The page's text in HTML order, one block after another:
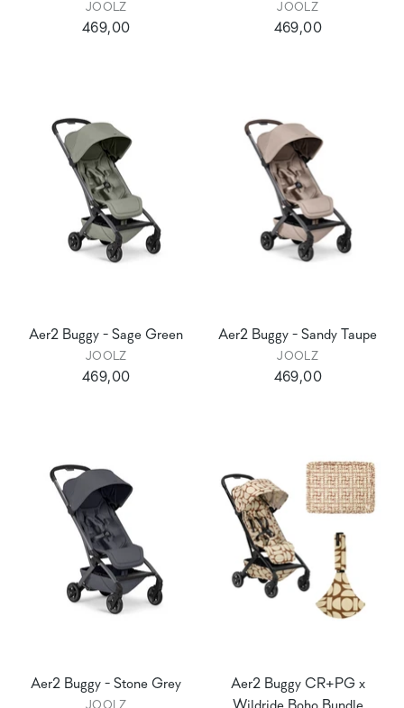
JOOLZ
469,00
JOOLZ
469,00
Aer2 Buggy - Sage Green
JOOLZ
469,00
Aer2 Buggy - Sandy Taupe
JOOLZ
469,00
Aer2 Buggy - Stone Grey
Aer2 Buggy CR+PG x